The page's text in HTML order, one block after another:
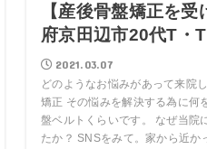
【産後骨盤矯正を
府京田辺市20代T・
2021.03.07
どのようなお悩みがあって来院
矯正 その悩みを解決する為に何
盤ベルトくらいです。 なぜ当院
たか？ SNSをみて。家から近か